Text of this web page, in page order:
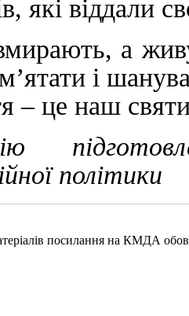
які віддали
а
і
– це наш
політики
посилання на КМДА